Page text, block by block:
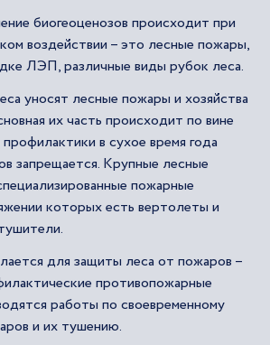
биогеоценозов происходит при
воздействии – это лесные пожары,
ЛЭП, различные виды рубок леса.
уносят лесные пожары и хозяйства
их часть происходит по вине
в сухое время года
запрещается. Крупные лесные
пожарные
которых есть вертолеты и
для защиты леса от пожаров –
противопожарные
работы по своевременному
и их тушению.